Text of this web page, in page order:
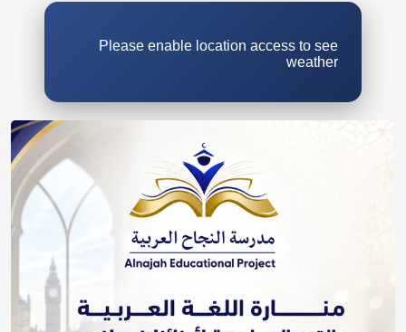
Please enable location access to see
weather